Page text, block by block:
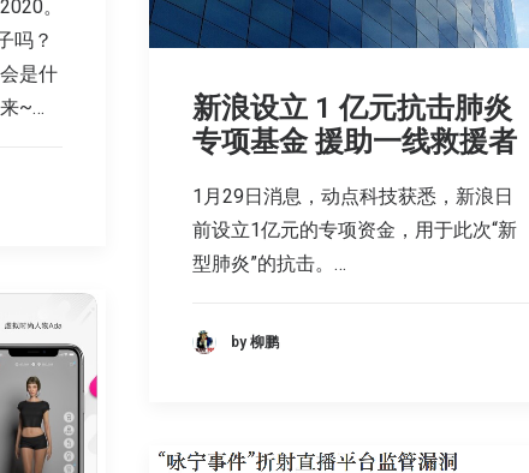
。
吗？
是什
~…
新浪设立 1 亿元抗击肺炎
专项基金 援助一线救援者
1月29日消息，动点科技获悉，新浪日
前设立1亿元的专项资金，用于此次“新
型肺炎”的抗击。…
by 柳鹏